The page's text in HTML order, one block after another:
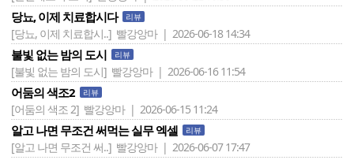
당뇨, 이제 치료합시다 리뷰
[당뇨, 이제 치료합시..] 빨강앙마 | 2026-06-18 14:34
불빛 없는 밤의 도시 리뷰
[불빛 없는 밤의 도시] 빨강앙마 | 2026-06-16 11:54
어둠의 색조2 리뷰
[어둠의 색조 2] 빨강앙마 | 2026-06-15 11:24
알고 나면 무조건 써먹는 실무 엑셀 리뷰
[알고 나면 무조건 써..] 빨강앙마 | 2026-06-07 17:47